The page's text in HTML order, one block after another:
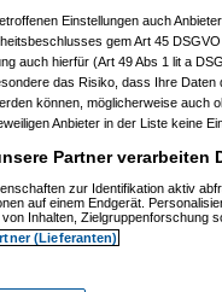
11.07.2010, 13:52:15)
14:49:37)
am 11.07.2010, 15:13:28)
16:27:29)
07:40:59)
07:45:13)
Einstellungen auch
gem Art 45
auch hierfür (Art 49 Abs 1 lit a
das Risiko, dass Ihre
können, möglicherweise auch
Anbieter in der Liste keine
Partner verarbeiten
zur Identifikation aktiv
auf einem Endgerät.
Inhalten, Zielgruppenforschung
(Lieferanten)